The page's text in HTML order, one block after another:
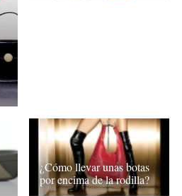
¿Cómo llevar unas botas
por encima de la rodilla?